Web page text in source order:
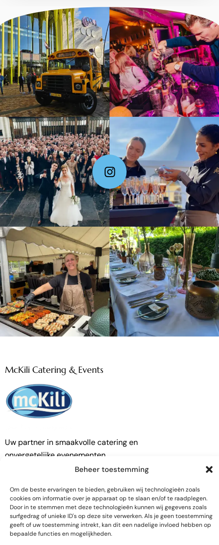
Beheer toestemming
Om de beste ervaringen te bieden, gebruiken wij technologieën zoals
cookies om informatie over je apparaat op te slaan en/of te raadplegen.
Door in te stemmen met deze technologieën kunnen wij gegevens zoals
surfgedrag of unieke ID's op deze site verwerken. Als je geen toestemming
geeft of uw toestemming intrekt, kan dit een nadelige invloed hebben op
bepaalde functies en mogelijkheden.
Follow Me
McKili Catering & Events
Uw partner in smaakvolle catering en
onvergetelijke evenementen.
Zandloper 17
1731 LM, Winkel (NH)
info@mckili.nl